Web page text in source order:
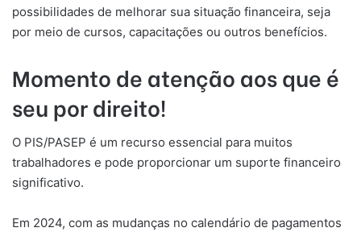
possibilidades de melhorar sua situação financeira, seja
por meio de cursos, capacitações ou outros benefícios.
Momento de atenção aos que é
seu por direito!
O PIS/PASEP é um recurso essencial para muitos
trabalhadores e pode proporcionar um suporte financeiro
significativo.
Em 2024, com as mudanças no calendário de pagamentos